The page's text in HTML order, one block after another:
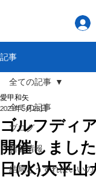
記事
全ての記事
ブログ
新着情報
結局どうすればいいの
全ての記事
ゴルフディ
開催しまし
日(水)大平
愛甲和矢
2021年5月25日